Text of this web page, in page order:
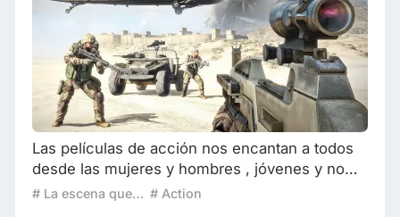
Las películas de acción nos encantan a todos
desde las mujeres y hombres , jóvenes y no
tan jóvenes , nos encantan ver en acción las
# La escena que define a un director # Action